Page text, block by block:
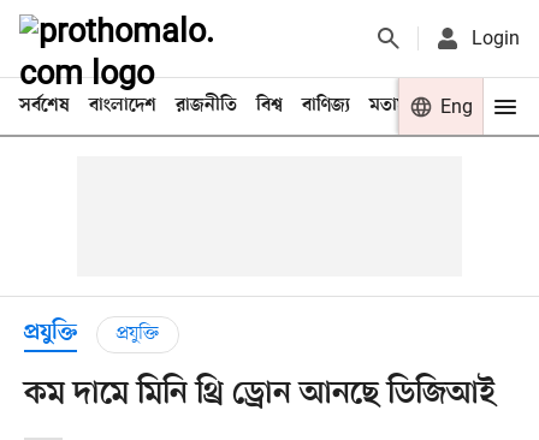
Login
সর্বশেষ বাংলাদেশ রাজনীতি বিশ্ব বাণিজ্য মতামত খেলা
Eng
প্রযুক্তি প্রযুক্তি
কম দামে মিনি থ্রি ড্রোন আনছে ডিজিআই